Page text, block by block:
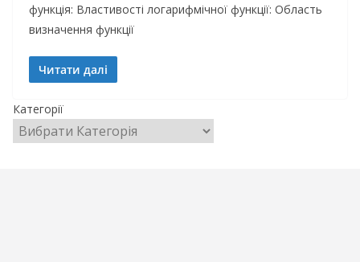
функція: Властивості логарифмічної функції: Область
визначення функції
Читати далі
Категорії